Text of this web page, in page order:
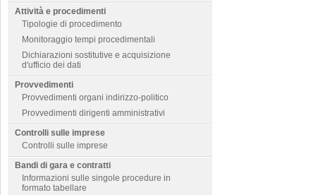
Attività e procedimenti
Tipologie di procedimento
Monitoraggio tempi procedimentali
Dichiarazioni sostitutive e acquisizione
d'ufficio dei dati
Provvedimenti
Provvedimenti organi indirizzo-politico
Provvedimenti dirigenti amministrativi
Controlli sulle imprese
Controlli sulle imprese
Bandi di gara e contratti
Informazioni sulle singole procedure in
formato tabellare